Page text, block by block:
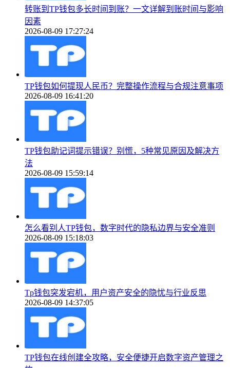
转账到TP钱包多长时间到账？一文详解到账时间与影响
因素
2026-08-09 17:27:24
TP钱包如何提现人民币？完整操作流程与合规注意事项
2026-08-09 16:41:20
TP钱包助记词提示错误？别慌，5种常见原因及解决方
法
2026-08-09 15:59:14
怎么看别人TP钱包，数字时代的隐私边界与安全准则
2026-08-09 15:18:03
Tp钱包突发宕机，用户资产安全的隐忧与行业反思
2026-08-09 14:37:05
TP钱包在线创建全攻略，安全便捷开启数字资产管理之